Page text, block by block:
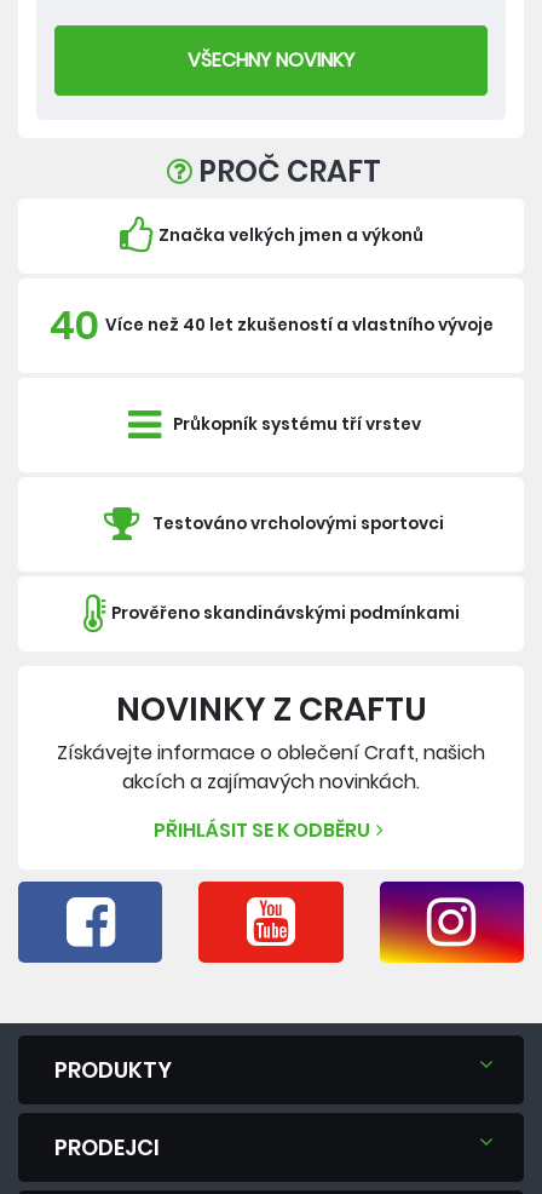
VŠECHNY NOVINKY
PROČ CRAFT
Značka velkých jmen a výkonů
40 Více než 40 let zkušeností a vlastního vývoje
Průkopník systému tří vrstev
Testováno vrcholovými sportovci
Prověřeno skandinávskými podmínkami
NOVINKY Z CRAFTU
Získávejte informace o oblečení Craft, našich
akcích a zajímavých novinkách.
PŘIHLÁSIT SE K ODBĚRU
PRODUKTY
PRODEJCI